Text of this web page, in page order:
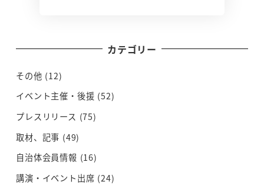
カテゴリー
その他 (12)
イベント主催・後援 (52)
プレスリリース (75)
取材、記事 (49)
自治体会員情報 (16)
講演・イベント出席 (24)